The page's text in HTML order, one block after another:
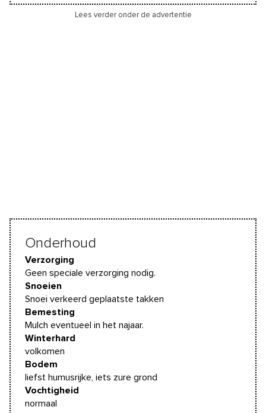
Lees verder onder de advertentie
Onderhoud
Verzorging
Geen speciale verzorging nodig.
Snoeien
Snoei verkeerd geplaatste takken
Bemesting
Mulch eventueel in het najaar.
Winterhard
volkomen
Bodem
liefst humusrijke, iets zure grond
Vochtigheid
normaal